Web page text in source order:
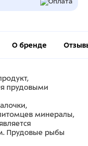
О бренде
прудовыми
минералы,
Прудовые рыбы